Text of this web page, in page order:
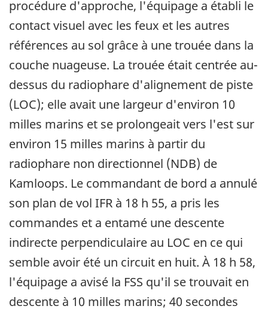
procédure d'approche, l'équipage a établi le
contact visuel avec les feux et les autres
références au sol grâce à une trouée dans la
couche nuageuse. La trouée était centrée au-
dessus du radiophare d'alignement de piste
(LOC); elle avait une largeur d'environ 10
milles marins et se prolongeait vers l'est sur
environ 15 milles marins à partir du
radiophare non directionnel (NDB) de
Kamloops. Le commandant de bord a annulé
son plan de vol IFR à 18 h 55, a pris les
commandes et a entamé une descente
indirecte perpendiculaire au LOC en ce qui
semble avoir été un circuit en huit. À 18 h 58,
l'équipage a avisé la FSS qu'il se trouvait en
descente à 10 milles marins; 40 secondes